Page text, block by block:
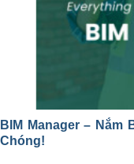
BIM Manager – Nắm
Chóng!